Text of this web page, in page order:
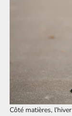
Côté matières,